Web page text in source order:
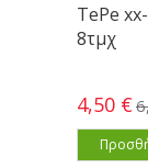
TePe
8τμχ
4,50 €